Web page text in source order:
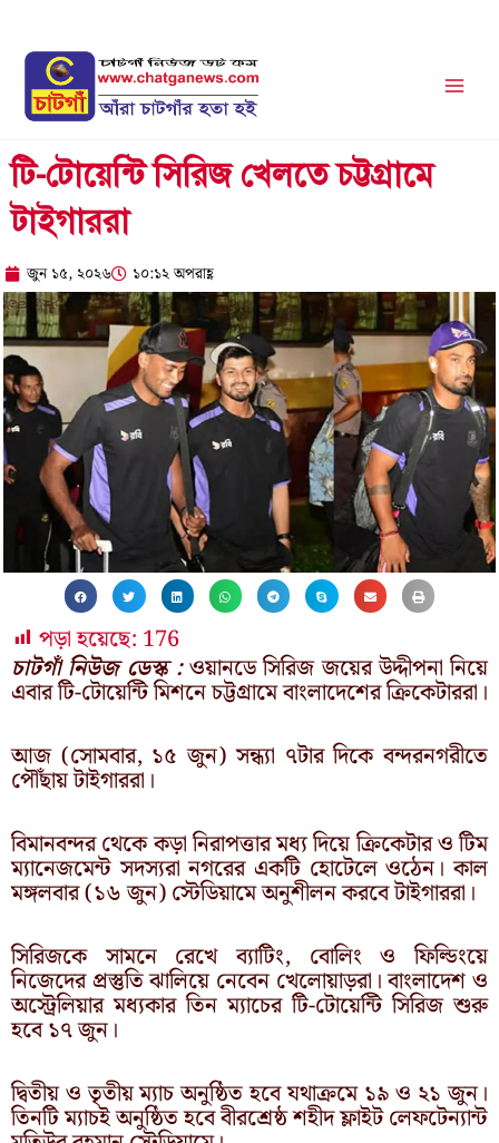
content
টি-টোয়েন্টি সিরিজ খেলতে চট্টগ্রামে
টাইগাররা
জুন ১৫, ২০২৬ ১০:১২ অপরাহ্ণ
পড়া হয়েছে: 176
চাটগাঁ নিউজ ডেস্ক :ওয়ানডে সিরিজ জয়ের উদ্দীপনা নিয়ে
এবার টি-টোয়েন্টি মিশনে চট্টগ্রামে বাংলাদেশের ক্রিকেটাররা।
আজ (সোমবার, ১৫ জুন) সন্ধ্যা ৭টার দিকে বন্দরনগরীতে
পৌঁছায় টাইগাররা।
বিমানবন্দর থেকে কড়া নিরাপত্তার মধ্য দিয়ে ক্রিকেটার ও টিম
ম্যানেজমেন্ট সদস্যরা নগরের একটি হোটেলে ওঠেন। কাল
মঙ্গলবার (১৬ জুন) স্টেডিয়ামে অনুশীলন করবে টাইগাররা।
সিরিজকে সামনে রেখে ব্যাটিং, বোলিং ও ফিল্ডিংয়ে
নিজেদের প্রস্তুতি ঝালিয়ে নেবেন খেলোয়াড়রা। বাংলাদেশ ও
অস্ট্রেলিয়ার মধ্যকার তিন ম্যাচের টি-টোয়েন্টি সিরিজ শুরু
হবে ১৭ জুন।
দ্বিতীয় ও তৃতীয় ম্যাচ অনুষ্ঠিত হবে যথাক্রমে ১৯ ও ২১ জুন।
তিনটি ম্যাচই অনুষ্ঠিত হবে বীরশ্রেষ্ঠ শহীদ ফ্লাইট লেফটেন্যান্ট